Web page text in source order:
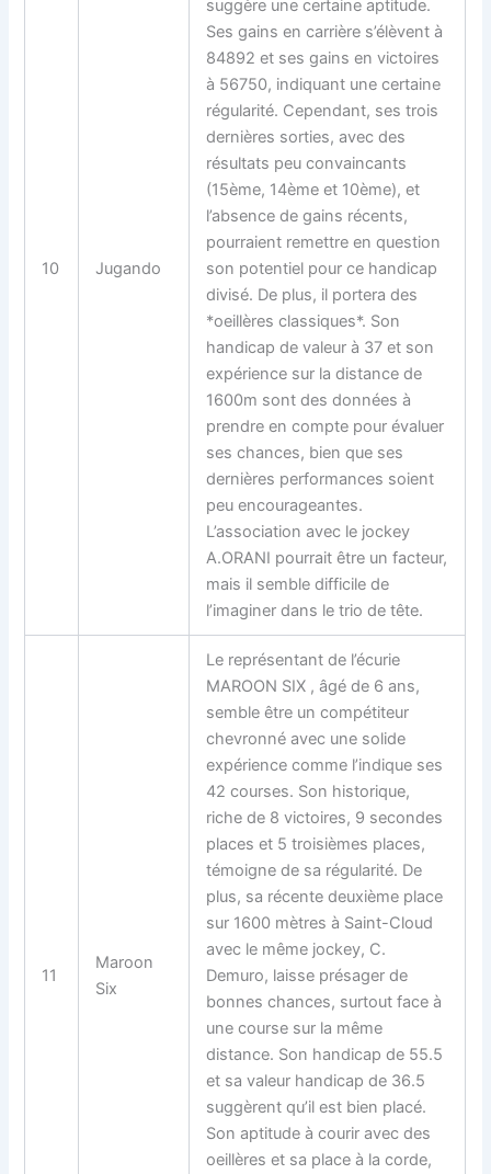
10 Jugando
suggère une certaine aptitude.
Ses gains en carrière s’élèvent à
84892 et ses gains en victoires
à 56750, indiquant une certaine
régularité. Cependant, ses trois
dernières sorties, avec des
résultats peu convaincants
(15ème, 14ème et 10ème), et
l’absence de gains récents,
pourraient remettre en question
son potentiel pour ce handicap
divisé. De plus, il portera des
*oeillères classiques*. Son
handicap de valeur à 37 et son
expérience sur la distance de
1600m sont des données à
prendre en compte pour évaluer
ses chances, bien que ses
dernières performances soient
peu encourageantes.
L’association avec le jockey
A.ORANI pourrait être un facteur,
mais il semble difficile de
l’imaginer dans le trio de tête.
11
Maroon
Six
Le représentant de l’écurie
MAROON SIX , âgé de 6 ans,
semble être un compétiteur
chevronné avec une solide
expérience comme l’indique ses
42 courses. Son historique,
riche de 8 victoires, 9 secondes
places et 5 troisièmes places,
témoigne de sa régularité. De
plus, sa récente deuxième place
sur 1600 mètres à Saint-Cloud
avec le même jockey, C.
Demuro, laisse présager de
bonnes chances, surtout face à
une course sur la même
distance. Son handicap de 55.5
et sa valeur handicap de 36.5
suggèrent qu’il est bien placé.
Son aptitude à courir avec des
oeillères et sa place à la corde,